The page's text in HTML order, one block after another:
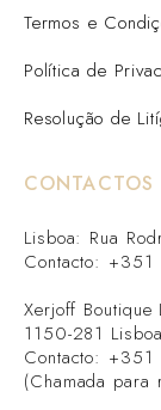
Termos e
Política de
Resolução de
CONTACTOS
Lisboa: Rua
Contacto:
Xerjoff Boutique
1150-281 Lisboa
Contacto:
(Chamada para